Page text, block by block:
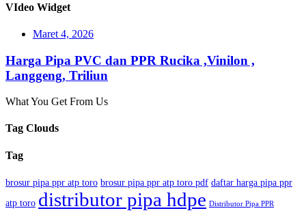
VIdeo Widget
Maret 4, 2026
Harga Pipa PVC dan PPR Rucika ,Vinilon ,
Langgeng, Triliun
What You Get From Us
Tag Clouds
Tag
brosur pipa ppr atp toro brosur pipa ppr atp toro pdf daftar harga pipa ppr
atp toro distributor pipa hdpe Distributor Pipa PPR